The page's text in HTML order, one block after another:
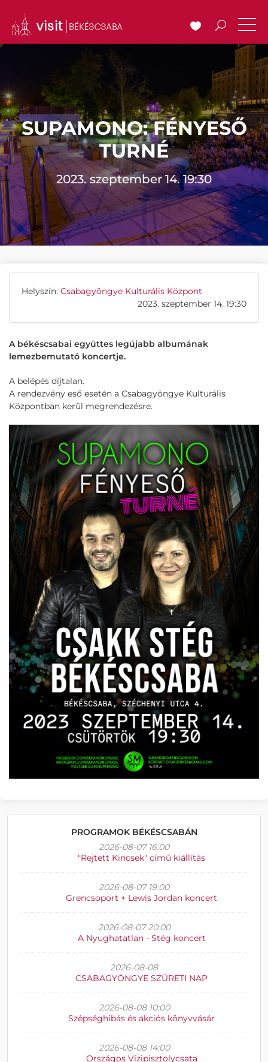
SUPAMONO: FÉNYESŐ
TURNÉ
2023. szeptember 14. 19:30
Helyszín: Csabagyöngye Kulturális Központ
2023. szeptember 14. 19:30
A békéscsabai együttes legújabb albumának
lemezbemutató koncertje.
A belépés díjtalan.
A rendezvény eső esetén a Csabagyöngye Kulturális
Központban kerül megrendezésre.
PROGRAMOK BÉKÉSCSABÁN
2026-08-07 16:00
"Rejtett Kincsek" című kiállítás
2026-08-07 19:00
Grencsoport + Lewis Jordan koncert
2026-08-07 20:00
A Nyughatatlan - Stég koncert
2026-08-08
CSABAGYÖNGYE SZÜRETI NAP
2026-08-08 10:00
Szépséghibás és akciós könyvvásár
2026-08-08 14:00
Országos Vízipisztolycsata